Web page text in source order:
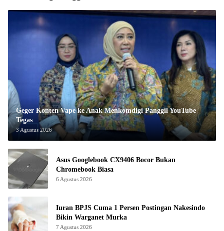
Geger Konten Vape ke Anak Menkomdigi Panggil YouTube
Tegas
3 Agustus 2026
Asus Googlebook CX9406 Bocor Bukan
Chromebook Biasa
6 Agustus 2026
Iuran BPJS Cuma 1 Persen Postingan Nakesindo
Bikin Warganet Murka
7 Agustus 2026